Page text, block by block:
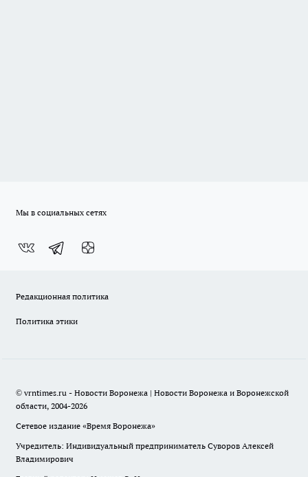
Мы в социальных сетях
Редакционная политика
Политика этики
© vrntimes.ru - Новости Воронежа | Новости Воронежа и Воронежской
области, 2004-2026
Сетевое издание «Время Воронежа»
Учредитель: Индивидуальный предприниматель Суворов Алексей
Владимирович